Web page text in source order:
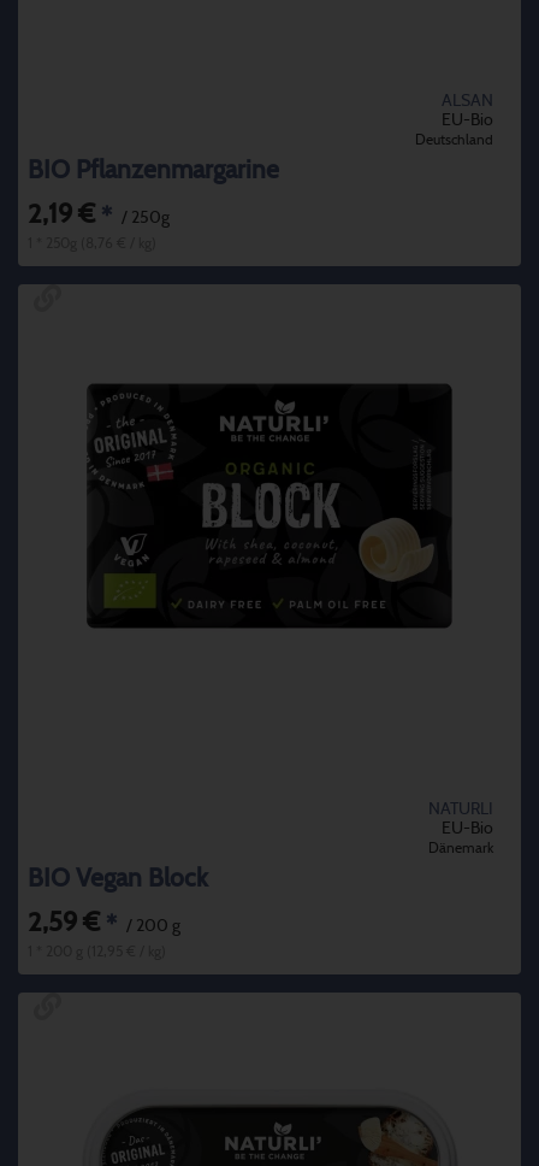
ALSAN
EU-Bio
Deutschland
BIO Pflanzenmargarine
2,19 € * / 250g
NATURLI
EU-Bio
Dänemark
BIO Vegan Block
2,59 € * / 200 g